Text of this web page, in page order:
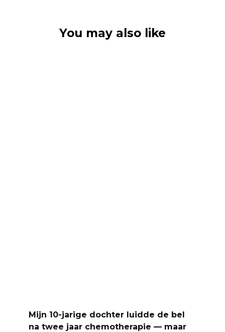
You may also like
Mijn 10-jarige dochter luidde de bel
na twee jaar chemotherapie — maar